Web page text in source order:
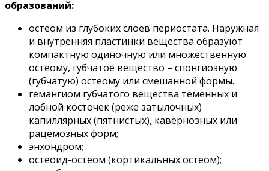
образований:
остеом из глубоких слоев периостата. Наружная
и внутренняя пластинки вещества образуют
компактную одиночную или множественную
остеому, губчатое вещество – спонгиозную
(губчатую) остеому или смешанной формы.
гемангиом губчатого вещества теменных и
лобной косточек (реже затылочных)
капиллярных (пятнистых), кавернозных или
рацемозных форм;
энхондром;
остеоид-остеом (кортикальных остеом);